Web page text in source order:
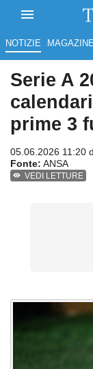
NOTIZIE MAGAZINE
Serie A
prime 3
05.06.2026 11:20
Fonte: ANSA
VEDI LETTURE